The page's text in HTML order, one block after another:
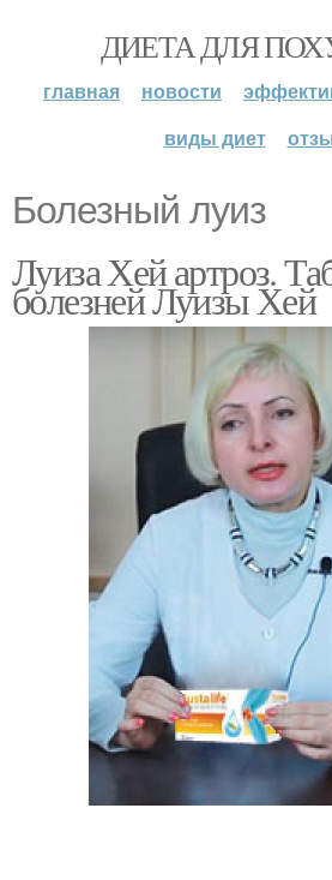
ДИЕТА ДЛЯ
главная новости
виды диет
Болезный луиз
Луиза Хей артроз.
болезней Луизы Хей